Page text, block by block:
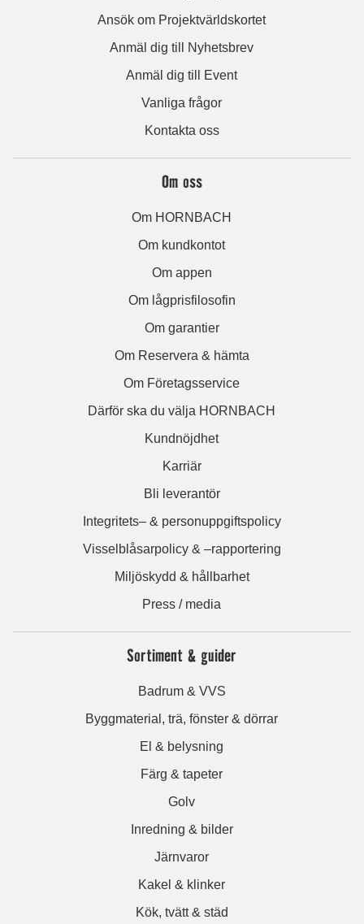
Ansök om Projektvärldskortet
Anmäl dig till Nyhetsbrev
Anmäl dig till Event
Vanliga frågor
Kontakta oss
Om oss
Om HORNBACH
Om kundkontot
Om appen
Om lågprisfilosofin
Om garantier
Om Reservera & hämta
Om Företagsservice
Därför ska du välja HORNBACH
Kundnöjdhet
Karriär
Bli leverantör
Integritets– & personuppgiftspolicy
Visselblåsarpolicy & –rapportering
Miljöskydd & hållbarhet
Press / media
Sortiment & guider
Badrum & VVS
Byggmaterial, trä, fönster & dörrar
El & belysning
Färg & tapeter
Golv
Inredning & bilder
Järnvaror
Kakel & klinker
Kök, tvätt & städ